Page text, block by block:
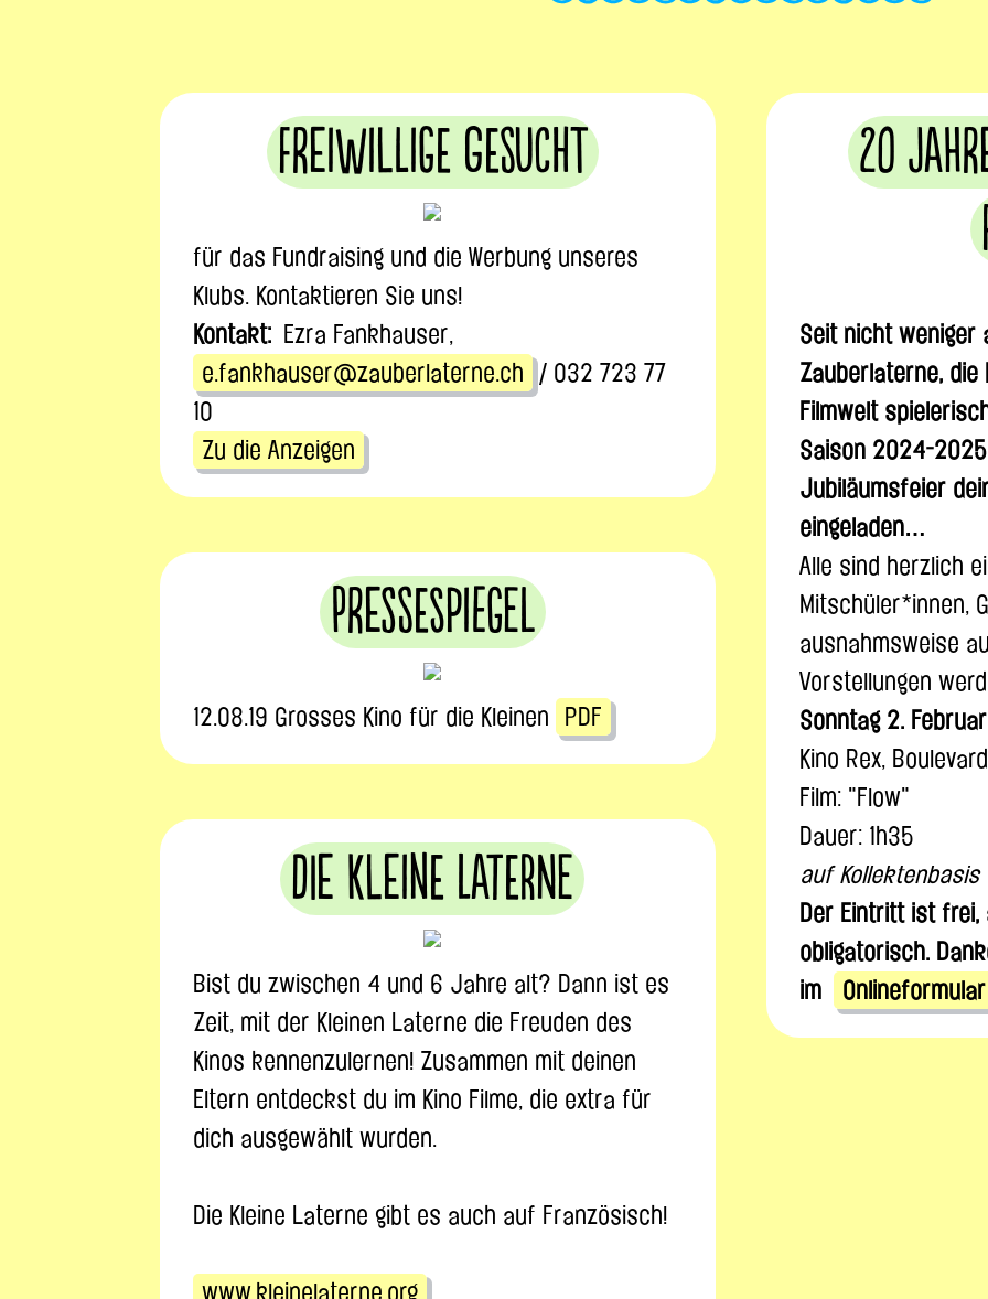
Freiwillige gesucht
für das Fundraising und die Werbung unseres
Klubs. Kontaktieren Sie uns!
Kontakt: Ezra Fankhauser,
e.fankhauser@zauberlaterne.ch
/ 032 723 77
10
Zu die Anzeigen
20
Seit nicht weniger
Zauberlaterne, die
Filmwelt
Saison 2024-
Jubiläumsfeier
eingeladen…
Alle sind herzlich
Mitschüler*innen,
ausnahmsweise
Vorstellungen
Sonntag 2.
Kino Rex,
Film: "Flow"
Dauer: 1h35
auf Kollektenbasis
Der Eintritt ist
obligatorisch.
im
Onlineformular
Pressespiegel
12.08.19 Grosses Kino für die Kleinen PDF
Die Kleine Laterne
Bist du zwischen 4 und 6 Jahre alt? Dann ist es
Zeit, mit der Kleinen Laterne die Freuden des
Kinos kennenzulernen! Zusammen mit deinen
Eltern entdeckst du im Kino Filme, die extra für
dich ausgewählt wurden.
Die Kleine Laterne gibt es auch auf Französisch!
www.kleinelaterne.org